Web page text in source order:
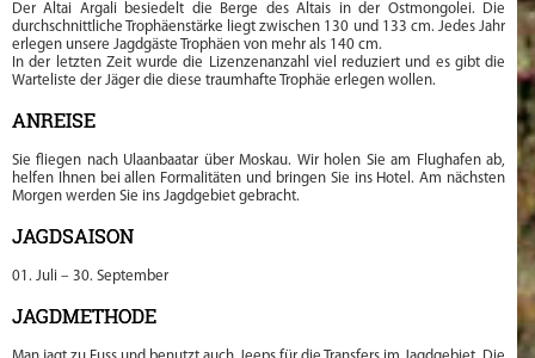
Der Altai Argali besiedelt die Berge des Altais in der Ostmongolei. Die
durchschnittliche Trophäenstärke liegt zwischen 130 und 133 cm. Jedes Jahr
erlegen unsere Jagdgäste Trophäen von mehr als 140 cm.
In der letzten Zeit wurde die Lizenzenanzahl viel reduziert und es gibt die
Warteliste der Jäger die diese traumhafte Trophäe erlegen wollen.
ANREISE
Sie fliegen nach Ulaanbaatar über Moskau. Wir holen Sie am Flughafen ab,
helfen Ihnen bei allen Formalitäten und bringen Sie ins Hotel. Am nächsten
Morgen werden Sie ins Jagdgebiet gebracht.
JAGDSAISON
01. Juli – 30. September
JAGDMETHODE